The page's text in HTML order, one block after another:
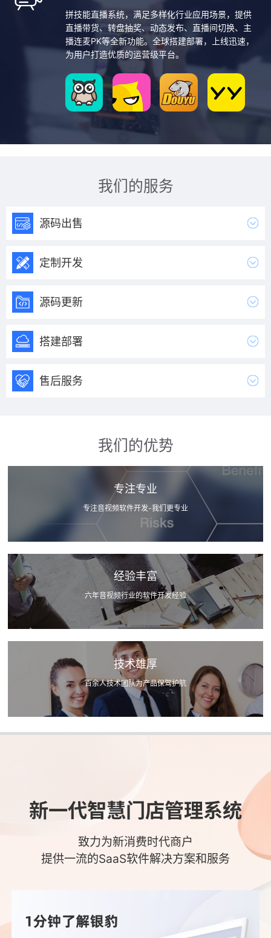
拼技能直播系统，满足多样化行业应用场景，提供
直播带货、转盘抽奖、动态发布、直播间切换、主
播连麦PK等全新功能。全球搭建部署，上线迅速，
为用户打造优质的运营级平台。
我们的服务
源码出售
定制开发
源码更新
搭建部署
售后服务
我们的优势
专注专业
专注音视频软件开发-我们更专业
经验丰富
六年音视频行业的软件开发经验
技术雄厚
百余人技术团队为产品保驾护航
新一代智慧门店管理系统
致力为新消费时代商户
提供一流的SaaS软件解决方案和服务